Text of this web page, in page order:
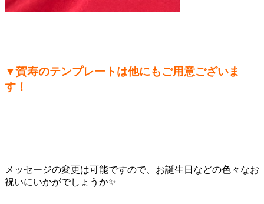
▼賀寿のテンプレートは他にもご用意ございま
す！
メッセージの変更は可能ですので、お誕生日などの色々なお
祝いにいかがでしょうか✨